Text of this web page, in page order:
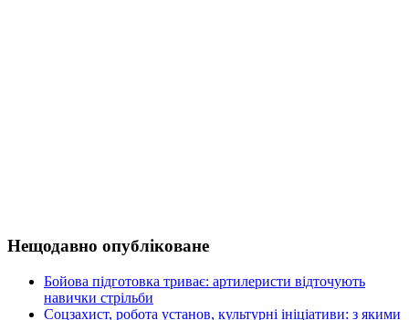
Нещодавно опубліковане
Бойова підготовка триває: артилеристи відточують
навички стрільби
Соцзахист, робота установ, культурні ініціативи: з якими